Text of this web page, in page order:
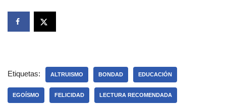
Etiquetas: ALTRUISMO BONDAD EDUCACIÓN
EGOÍSMO FELICIDAD LECTURA RECOMENDADA